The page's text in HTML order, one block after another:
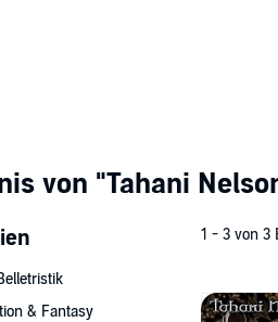
von "Tahani
& Fantasy
1 - 3 von 3